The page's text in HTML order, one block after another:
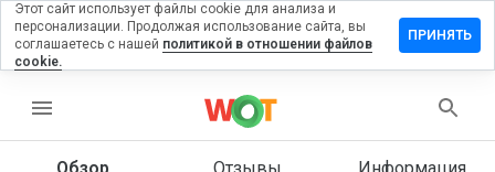
menu
на
Этот сайт использует файлы cookie для анализа и
персонализации. Продолжая использование сайта, вы
соглашаетесь с нашей политикой в отношении файлов
cookie.
ПРИНЯТЬ